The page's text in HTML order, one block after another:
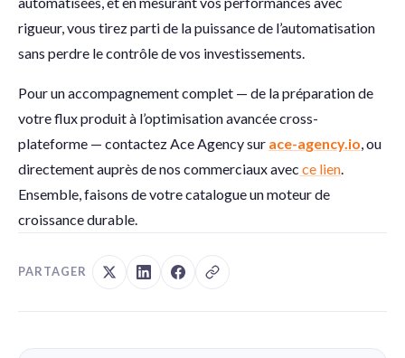
rigueur, vous tirez parti de la puissance de l’automatisation
sans perdre le contrôle de vos investissements.
Pour un accompagnement complet — de la préparation de
votre flux produit à l’optimisation avancée cross-
plateforme — contactez Ace Agency sur ace-agency.io , ou
directement auprès de nos commerciaux avec ce lien
Ensemble, faisons de votre catalogue un moteur de
croissance durable.
PARTAGER